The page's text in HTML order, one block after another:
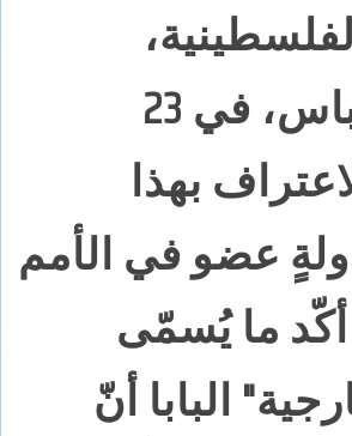
محمود عباس، في 23
بهذا
عضو في الأمم
أكّد ما يُسمّى
البابا أنّ